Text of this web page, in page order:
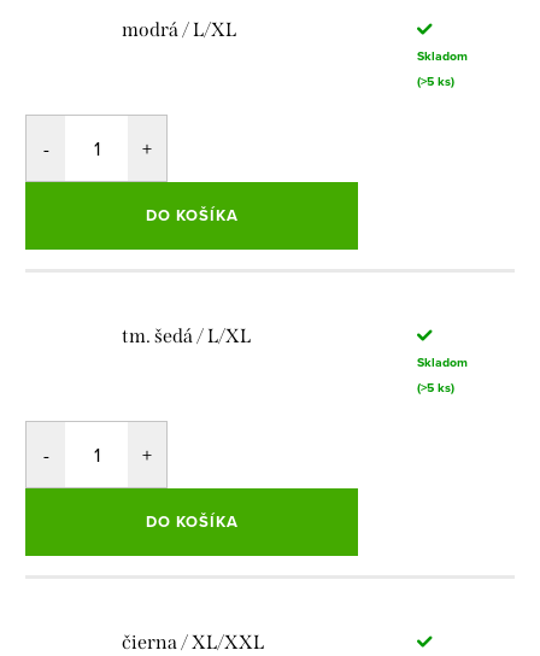
modrá / L/XL
Skladom
(>5 ks)
DO KOŠÍKA
tm. šedá / L/XL
Skladom
(>5 ks)
DO KOŠÍKA
čierna / XL/XXL